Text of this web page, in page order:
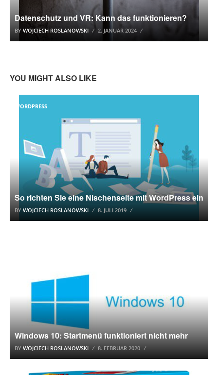
Datenschutz und VR: Kann das funktionieren?
BY WOJCIECH ROSLANOWSKI 2. JANUAR 2024
YOU MIGHT ALSO LIKE
WORDPRESS
So richten Sie eine Nischenseite mit WordPress ein
BY WOJCIECH ROSLANOWSKI 8. JULI 2019
Windows 10: Startmenü funktioniert nicht mehr
BY WOJCIECH ROSLANOWSKI 8. FEBRUAR 2020